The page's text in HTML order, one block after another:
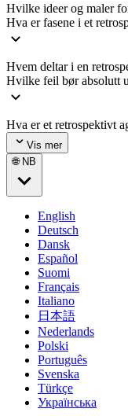
Hvilke ideer og maler
Hva er fasene i et
Hvem deltar i en
Hvilke feil bør absolutt
Hva er et retrospektivt
Vis mer
🌐 NB
English
Deutsch
Dansk
Español
Suomi
Français
Italiano
日本語
Nederlands
Polski
Português
Svenska
Türkçe
Українська